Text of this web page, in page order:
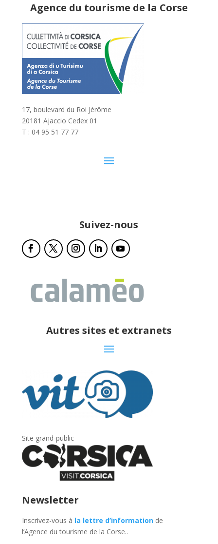
Agence du tourisme de la Corse
17, boulevard du Roi Jérôme
20181 Ajaccio Cedex 01
T : 04 95 51 77 77
Suivez-nous
Autres sites et extranets
Site grand-public
Newsletter
Inscrivez-vous à la lettre d’information de
l’Agence du tourisme de la Corse..